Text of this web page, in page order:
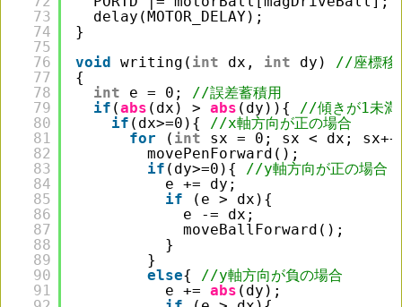
73
74
75
76
77
78
79
80
81
82
83
84
85
86
87
88
89
90
91
delay(MOTOR_DELAY);
}
void writing( int dx, int dy)
//座標移
{
int
e = 0;
//誤差蓄積用
if (abs (dx) > abs (dy)){
//傾きが1未満
if (dx>=0){
//x軸方向が正の場合
for
( int
sx = 0; sx < dx;
movePenForward();
if (dy>=0){
//y軸方向が正の場合
e += dy;
if
(e > dx){
e -= dx;
moveBallForward();
}
}
else{
//y軸方向が負の場合
e += abs (dy);